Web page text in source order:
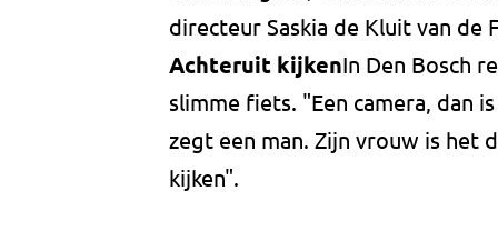
directeur Saskia de Kluit van de
Achteruit kijkenIn Den Bosch
slimme fiets. "Een camera, dan
zegt een man. Zijn vrouw is het
kijken".